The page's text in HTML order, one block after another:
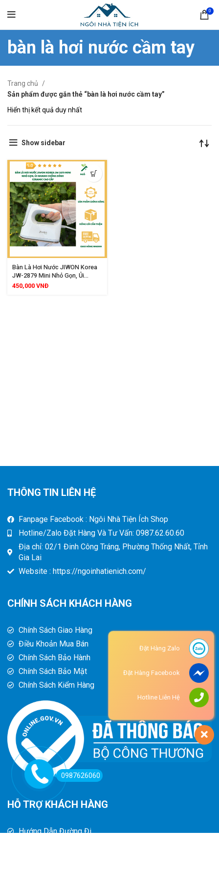
0
bàn là hơi nước cầm tay
Trang chủ
Sản phẩm được gắn thẻ “bàn là hơi nước cầm tay”
Hiển thị kết quả duy nhất
Show sidebar
Bàn Là Hơi Nước JIWON Korea
JW-2879 Mini Nhỏ Gọn, Ủi
Nhanh Chống Dính Ceramic Cao
450,000 VNĐ
THÔNG TIN LIÊN HỆ
Fanpage Facebook : Ngôi Nhà Tiện Ích Shop
Hotline/Zalo Đặt Hàng Và Tư Vấn: 0987.62.60.60
Địa chỉ: 02/1 Đinh Công Tráng, Phường Thống Nhất, Tỉnh
Gia Lai
Website : https://ngoinhatienich.com/
CHÍNH SÁCH KHÁCH HÀNG
Chính Sách Giao Hàng
Điều Khoản Mua Bán
Chính Sách Bảo Hành
Chính Sách Bảo Mật
Chính Sách Kiểm Hàng
HỖ TRỢ KHÁCH HÀNG
Hướng Dẫn Đường Đi
0987626060
Đặt Hàng Zalo
Đặt Hàng Facebook
Hotline Liên Hệ